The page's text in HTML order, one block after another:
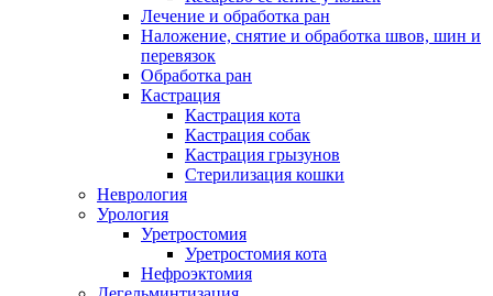
Лечение и обработка ран
Наложение, снятие и обработка швов, шин и
перевязок
Обработка ран
Кастрация
Кастрация кота
Кастрация собак
Кастрация грызунов
Стерилизация кошки
Неврология
Урология
Уретростомия
Уретростомия кота
Нефроэктомия